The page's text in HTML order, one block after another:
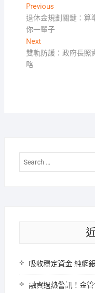
文
章
導
覽
PreviousPrevious
post:
退休金規劃關鍵：算
你一輩子
NextNext
post:
雙軌防護：政府長照
略
吸收穩定資金 純網
融資過熱警訊！金